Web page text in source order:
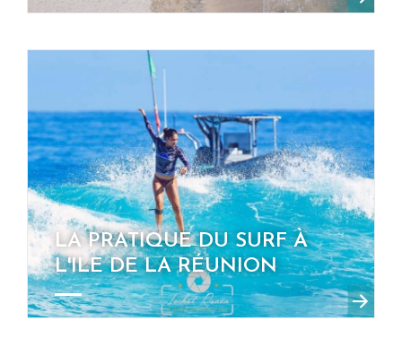
LA PRATIQUE DU SURF À
L'ILE DE LA RÉUNION